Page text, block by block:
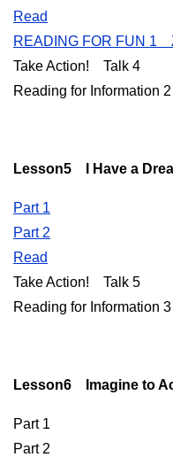
Read
READING FOR FUN 1
Take Action! Talk 4
Reading for Information 2
Lesson5 I Have a
Part 1
Part 2
Read
Take Action! Talk 5
Reading for Information 3
Lesson6 Imagine to
Part 1
Part 2